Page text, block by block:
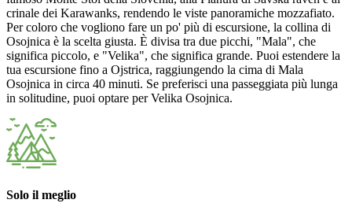
crinale dei Karawanks, rendendo le viste panoramiche mozzafiato.
Per coloro che vogliono fare un po' più di escursione, la collina di
Osojnica è la scelta giusta. È divisa tra due picchi, "Mala", che
significa piccolo, e "Velika", che significa grande. Puoi estendere la
tua escursione fino a Ojstrica, raggiungendo la cima di Mala
Osojnica in circa 40 minuti. Se preferisci una passeggiata più lunga
in solitudine, puoi optare per Velika Osojnica.
Solo il meglio